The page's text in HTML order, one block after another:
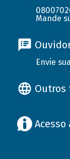
Mande
Envie
Outros